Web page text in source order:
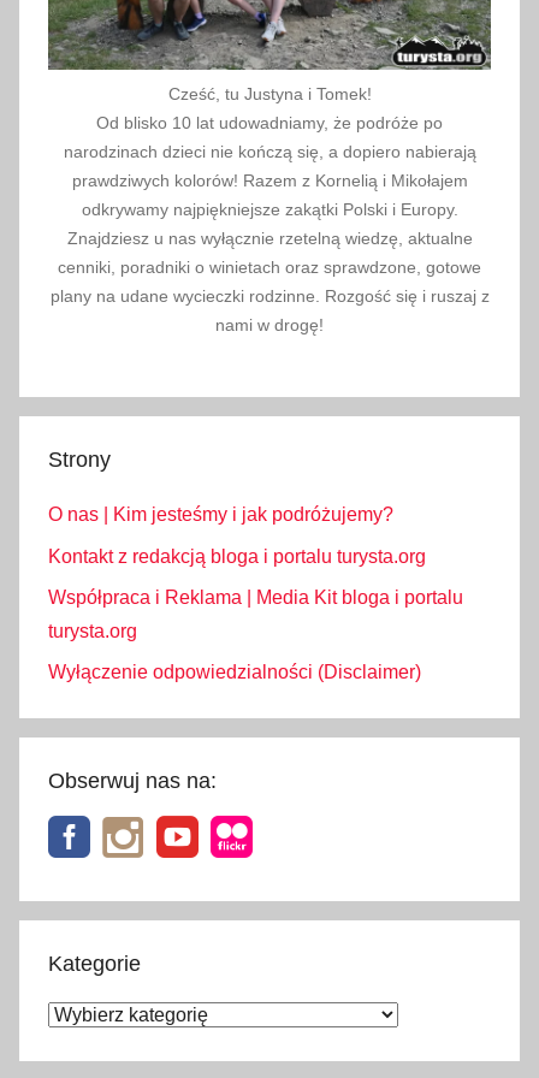
Cześć, tu Justyna i Tomek!
Od blisko 10 lat udowadniamy, że podróże po
narodzinach dzieci nie kończą się, a dopiero nabierają
prawdziwych kolorów! Razem z Kornelią i Mikołajem
odkrywamy najpiękniejsze zakątki Polski i Europy.
Znajdziesz u nas wyłącznie rzetelną wiedzę, aktualne
cenniki, poradniki o winietach oraz sprawdzone, gotowe
plany na udane wycieczki rodzinne. Rozgość się i ruszaj z
nami w drogę!
Strony
O nas | Kim jesteśmy i jak podróżujemy?
Kontakt z redakcją bloga i portalu turysta.org
Współpraca i Reklama | Media Kit bloga i portalu
turysta.org
Wyłączenie odpowiedzialności (Disclaimer)
Obserwuj nas na:
Kategorie
Kategorie